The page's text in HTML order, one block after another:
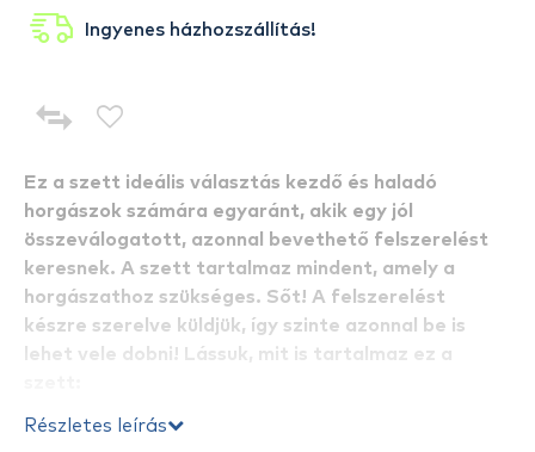
Ez a szett ideális választás kezdő és haladó
horgászok számára egyaránt, akik egy jól
összeválogatott, azonnal bevethető felszerelést
keresnek. A szett tartalmaz mindent, amely a
horgászathoz szükséges. Sőt! A felszerelést
készre szerelve küldjük, így szinte azonnal be is
lehet vele dobni! Lássuk, mit is tartalmaz ez a
Részletes leírás
Ingyenes házhozszállítás!